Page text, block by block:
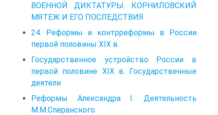
ВОЕННОЙ ДИКТАТУРЫ. КОРНИЛОВСКИЙ
МЯТЕЖ И ЕГО ПОСЛЕДСТВИЯ.
24. Реформы и контрреформы в России
первой половины XIX в.
Государственное устройство России в
первой половине XIX в. Государственные
деятели
Реформы Александра I. Деятельность
М.М.Сперанского.